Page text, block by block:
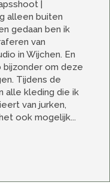
|
alleen buiten
gedaan ben ik
van
in Wijchen. En
om deze
Tijdens de
alle kleding die ik
van jurken,
ook mogelijk...